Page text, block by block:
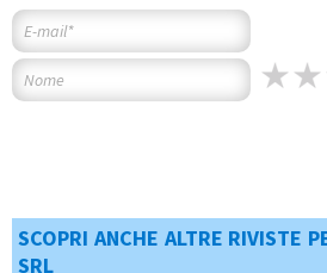
SCOPRI ANCHE ALTRE RIVISTE
SRL